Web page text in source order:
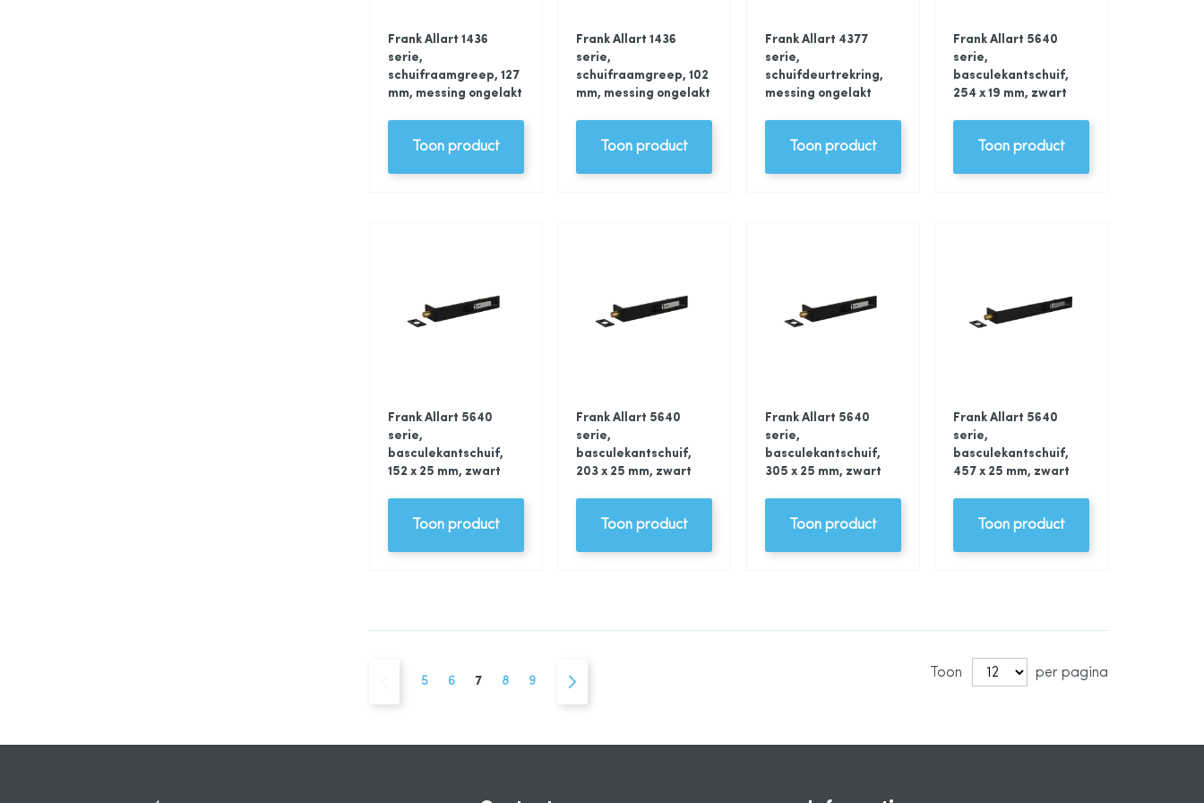
Frank Allart 1436
serie,
schuifraamgreep, 127
mm, messing ongelakt
Toon product
Frank Allart 1436
serie,
schuifraamgreep, 102
mm, messing ongelakt
Toon product
Frank Allart 4377
serie,
schuifdeurtrekring,
messing ongelakt
Toon product
Frank Allart 5640
serie,
basculekantschuif,
254 x 19 mm, zwart
Toon product
Frank Allart 5640
serie,
basculekantschuif,
152 x 25 mm, zwart
Toon product
Frank Allart 5640
serie,
basculekantschuif,
203 x 25 mm, zwart
Toon product
Frank Allart 5640
serie,
basculekantschuif,
305 x 25 mm, zwart
Toon product
Frank Allart 5640
serie,
basculekantschuif,
457 x 25 mm, zwart
Toon product
Pagina
Vorige
Pagina
5 Pagina
6 U lees momenteel pagina
7 Pagina
8 Pagina
9
Toon per pagina